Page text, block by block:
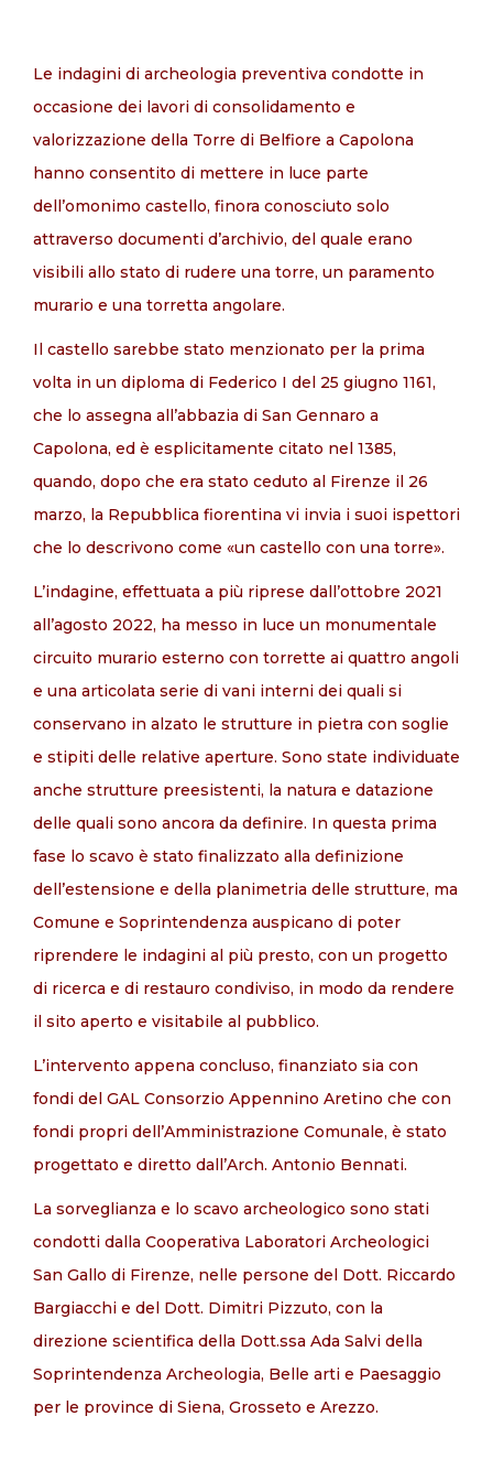
IT
Le indagini di archeologia preventiva condotte in
occasione dei lavori di consolidamento e
valorizzazione della Torre di Belfiore a Capolona
hanno consentito di mettere in luce parte
dell’omonimo castello, finora conosciuto solo
attraverso documenti d’archivio, del quale erano
visibili allo stato di rudere una torre, un paramento
murario e una torretta angolare.
Il castello sarebbe stato menzionato per la prima
volta in un diploma di Federico I del 25 giugno 1161,
che lo assegna all’abbazia di San Gennaro a
Capolona, ed è esplicitamente citato nel 1385,
quando, dopo che era stato ceduto al Firenze il 26
marzo, la Repubblica fiorentina vi invia i suoi ispettori
che lo descrivono come «un castello con una torre».
L’indagine, effettuata a più riprese dall’ottobre 2021
all’agosto 2022, ha messo in luce un monumentale
circuito murario esterno con torrette ai quattro angoli
e una articolata serie di vani interni dei quali si
conservano in alzato le strutture in pietra con soglie
e stipiti delle relative aperture. Sono state individuate
anche strutture preesistenti, la natura e datazione
delle quali sono ancora da definire. In questa prima
fase lo scavo è stato finalizzato alla definizione
dell’estensione e della planimetria delle strutture, ma
Comune e Soprintendenza auspicano di poter
riprendere le indagini al più presto, con un progetto
di ricerca e di restauro condiviso, in modo da rendere
il sito aperto e visitabile al pubblico.
L’intervento appena concluso, finanziato sia con
fondi del GAL Consorzio Appennino Aretino che con
fondi propri dell’Amministrazione Comunale, è stato
progettato e diretto dall’Arch. Antonio Bennati.
La sorveglianza e lo scavo archeologico sono stati
condotti dalla Cooperativa Laboratori Archeologici
San Gallo di Firenze, nelle persone del Dott. Riccardo
Bargiacchi e del Dott. Dimitri Pizzuto, con la
direzione scientifica della Dott.ssa Ada Salvi della
Soprintendenza Archeologia, Belle arti e Paesaggio
per le province di Siena, Grosseto e Arezzo.